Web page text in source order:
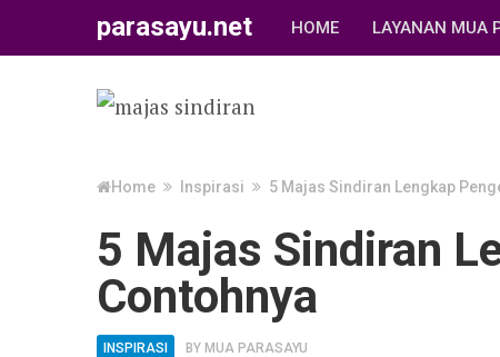
parasayu.net HOME LAYANAN MUA
Home Inspirasi 5 Majas Sindiran Lengkap
5 Majas Sindiran
Contohnya
INSPIRASI BY MUA PARASAYU